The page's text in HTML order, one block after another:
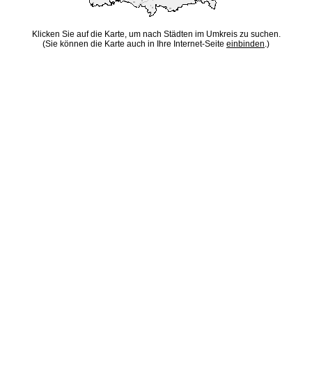
Klicken Sie auf die Karte, um nach Städten im Umkreis zu suchen.
(Sie können die Karte auch in Ihre Internet-Seite einbinden.)